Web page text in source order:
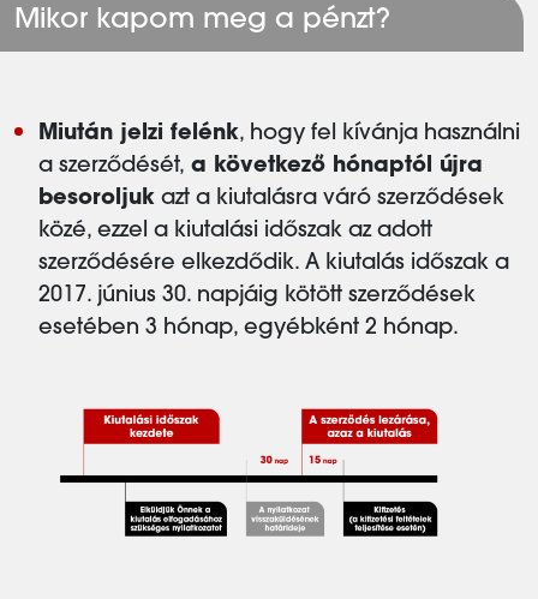
Mikor kapom meg a pénzt?
Miután jelzi felénk, hogy fel kívánja használni
a szerződését, a következő hónaptól újra
besoroljuk azt a kiutalásra váró szerződések
közé, ezzel a kiutalási időszak az adott
szerződésére elkezdődik. A kiutalás időszak a
2017. június 30. napjáig kötött szerződések
esetében 3 hónap, egyébként 2 hónap.